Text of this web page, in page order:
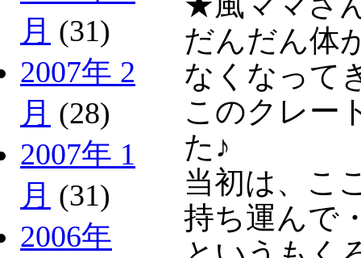
月 (31)
2007年 2
月 (28)
2007年 1
月 (31)
2006年
だんだん体
なくなって
このクレー
た♪
当初は、こ
持ち運んで